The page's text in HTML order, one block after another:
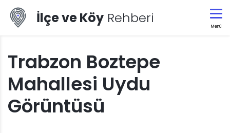
İlçe ve Köy Rehberi
Menü
Trabzon Boztepe
Mahallesi Uydu
Görüntüsü